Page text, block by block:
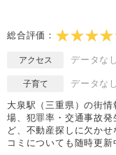
総合評価：
アクセス データなし
子育て データなし
大泉駅（三重県）の街
場、犯罪率・交通事故
ど、不動産探しに欠か
コミについても随時更新